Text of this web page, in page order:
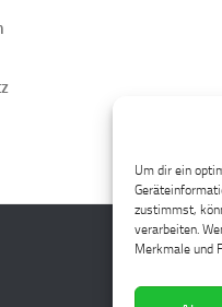
Um dir ein
zustimmst,
verarbeiten.
Merkmale und